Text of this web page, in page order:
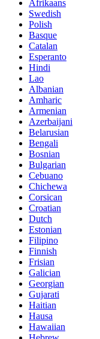
Afrikaans
Swedish
Polish
Basque
Catalan
Esperanto
Hindi
Lao
Albanian
Amharic
Armenian
Azerbaijani
Belarusian
Bengali
Bosnian
Bulgarian
Cebuano
Chichewa
Corsican
Croatian
Dutch
Estonian
Filipino
Finnish
Frisian
Galician
Georgian
Gujarati
Haitian
Hausa
Hawaiian